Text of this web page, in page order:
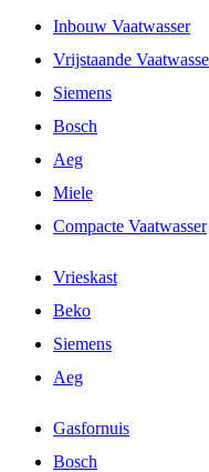
Inbouw Vaatwasser
Vrijstaande
Siemens
Bosch
Aeg
Miele
Compacte Vaatwasser
Vrieskast
Beko
Siemens
Aeg
Gasfornuis
Bosch